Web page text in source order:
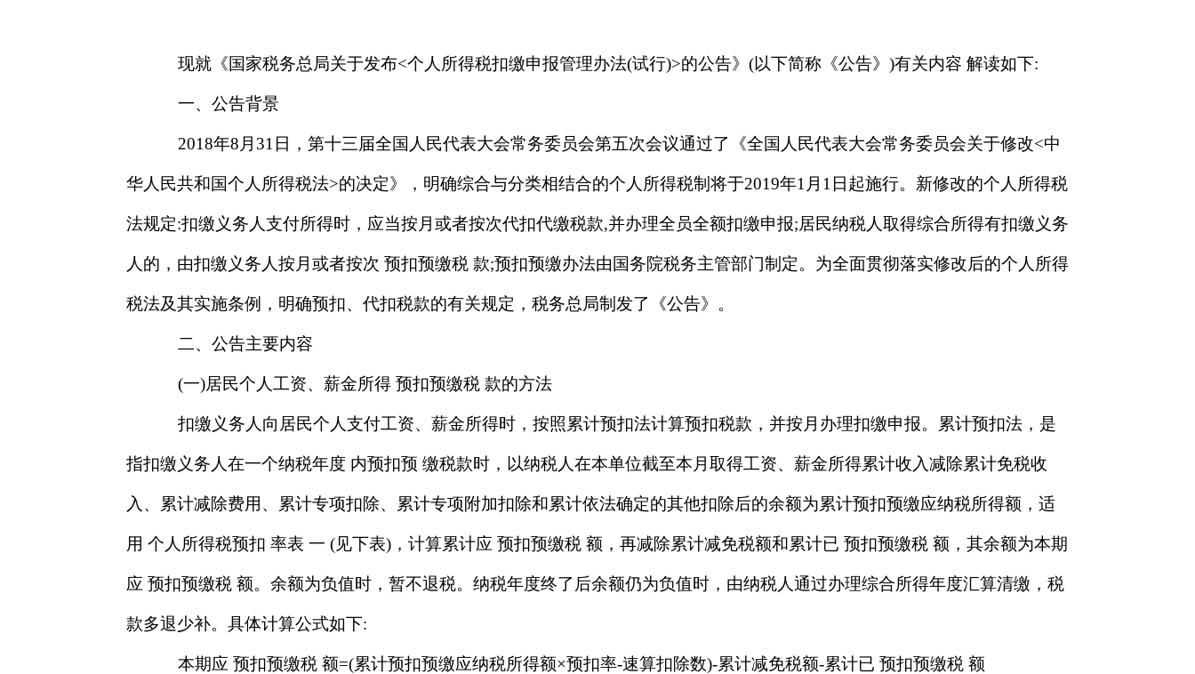
现就《国家税务总局关于发布<个人所得税扣缴申报管理办法(试行)>的公告》(以下简称《公告》)有关内容 解读如下:
一、公告背景
2018年8月31日，第十三届全国人民代表大会常务委员会第五次会议通过了《全国人民代表大会常务委员会关于修改<中
华人民共和国个人所得税法>的决定》，明确综合与分类相结合的个人所得税制将于2019年1月1日起施行。新修改的个人所得税
法规定:扣缴义务人支付所得时，应当按月或者按次代扣代缴税款,并办理全员全额扣缴申报;居民纳税人取得综合所得有扣缴义务
人的，由扣缴义务人按月或者按次 预扣预缴税 款;预扣预缴办法由国务院税务主管部门制定。为全面贯彻落实修改后的个人所得
税法及其实施条例，明确预扣、代扣税款的有关规定，税务总局制发了《公告》。
二、公告主要内容
(一)居民个人工资、薪金所得 预扣预缴税 款的方法
扣缴义务人向居民个人支付工资、薪金所得时，按照累计预扣法计算预扣税款，并按月办理扣缴申报。累计预扣法，是
指扣缴义务人在一个纳税年度 内预扣预 缴税款时，以纳税人在本单位截至本月取得工资、薪金所得累计收入减除累计免税收
入、累计减除费用、累计专项扣除、累计专项附加扣除和累计依法确定的其他扣除后的余额为累计预扣预缴应纳税所得额，适
用 个人所得税预扣 率表 一 (见下表)，计算累计应 预扣预缴税 额，再减除累计减免税额和累计已 预扣预缴税 额，其余额为本期
应 预扣预缴税 额。余额为负值时，暂不退税。纳税年度终了后余额仍为负值时，由纳税人通过办理综合所得年度汇算清缴，税
款多退少补。具体计算公式如下:
本期应 预扣预缴税 额=(累计预扣预缴应纳税所得额×预扣率-速算扣除数)-累计减免税额-累计已 预扣预缴税 额